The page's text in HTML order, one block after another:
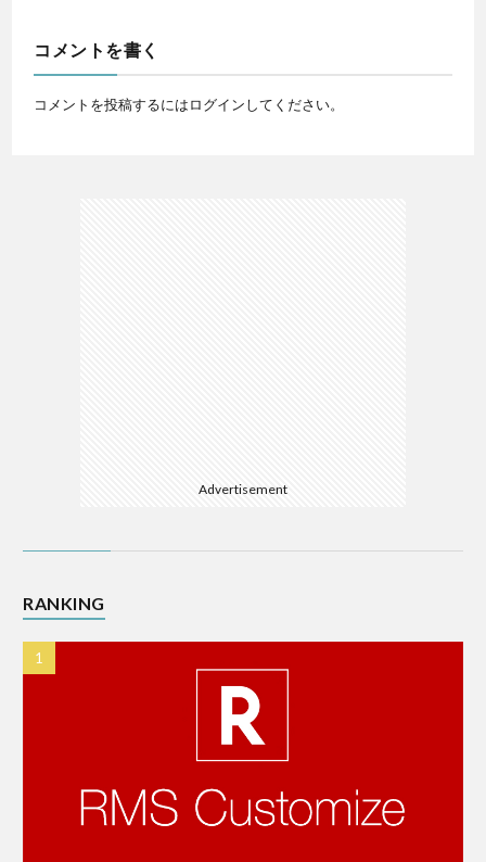
コメントを書く
コメントを投稿するにはログインしてください。
Advertisement
RANKING